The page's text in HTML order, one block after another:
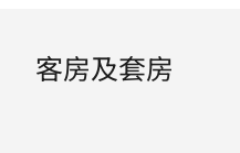
客房及套房